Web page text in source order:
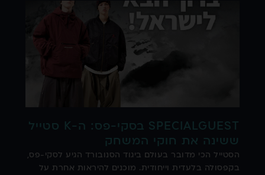
SPECIALGUEST בסקי-פס: ה-K סטייל
ששינה את חוקי המשחק
הסטייל הכי מדובר בעולם ביגוד הסנובורד הגיע לסקי-פס,
בקפסולה בלעדית וייחודית. מוכנים להיראות אחרת על